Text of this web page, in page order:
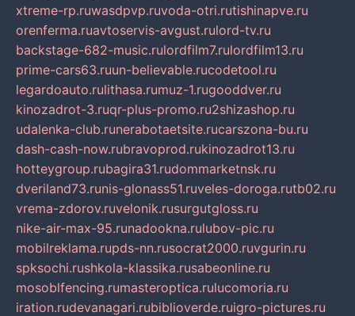
xtreme-rp.ruwasdpvp.ruvoda-otri.rutishinapve.ru
orenferma.ruavtoservis-avgust.rulord-tv.ru
backstage-682-music.rulordfilm7.rulordfilm13.ru
prime-cars63.ruun-believable.rucodetool.ru
legardoauto.rulithasa.rumuz-1.rugooddver.ru
kinozadrot-3.ruqr-plus-promo.ru2shizashop.ru
udalenka-club.runerabotaetsite.rucarszona-bu.ru
dash-cash-now.rubravoprod.rukinozadrot13.ru
hotteygroup.rubagira31.rudommarketnsk.ru
dveriland73.runis-glonass51.ruveles-doroga.rutb02.ru
vrema-zdorov.ruvelonik.rusurgutgloss.ru
nike-air-max-95.runadookna.rulubov-pic.ru
mobilreklama.rupds-nn.rusocrat2000.ruvgurin.ru
spksochi.rushkola-klassika.rusabeonline.ru
mosoblfencing.rumasteroptica.rulucomoria.ru
iration.rudevanagari.rubiblioverde.ruigro-pictures.ru